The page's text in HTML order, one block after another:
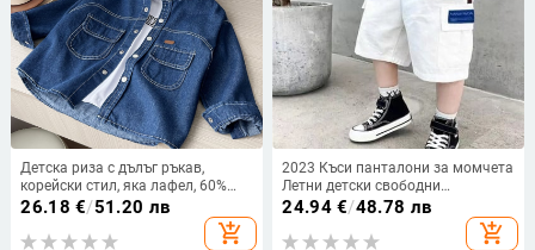
Детска риза с дълъг ръкав,
корейски стил, яка лафел, 60%
памук, за възраст 3-8 години
26.18 €/51.20 лв
add_shopping_cart
2023 Къси панталони за момчета
Летни детски свободни
панталони Момчета
тийнейджъри Ежедневни тънки
къси панталони Cargo с няколко
24.94€/48.78 лв
add_shopping_cart